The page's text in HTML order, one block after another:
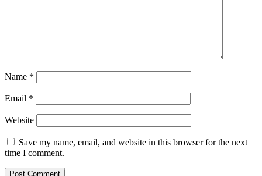
Name *
Email *
Website
Save my name, email, and website in this browser for the next
time I comment.